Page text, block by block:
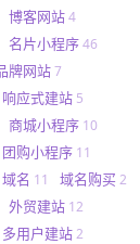
博客网站 4
名片小程序 46
牌网站 7
响应式建站 5
商城小程序 10
团购小程序 11
域名 11 域名购买 2
外贸建站 12
多用户建站 2